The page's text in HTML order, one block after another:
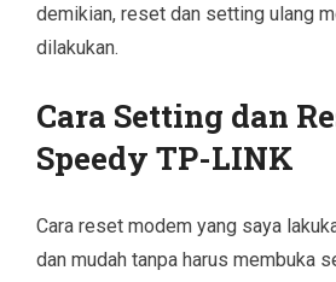
demikian, reset dan setting ulang
dilakukan.
Cara Setting dan
Speedy TP-LINK
Cara reset modem yang saya
dan mudah tanpa harus membuka